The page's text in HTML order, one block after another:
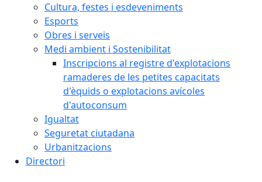
Cultura, festes i esdeveniments
Esports
Obres i serveis
Medi ambient i Sostenibilitat
Inscripcions al registre d'explotacions
ramaderes de les petites capacitats
d'èquids o explotacions avícoles
d'autoconsum
Igualtat
Seguretat ciutadana
Urbanitzacions
Directori